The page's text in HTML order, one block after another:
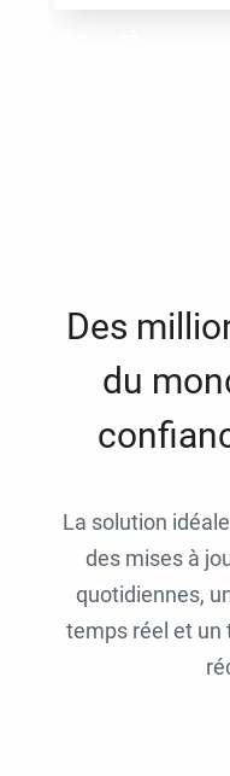
Des
du
La solution
des mises à
quotidiennes,
temps réel et un